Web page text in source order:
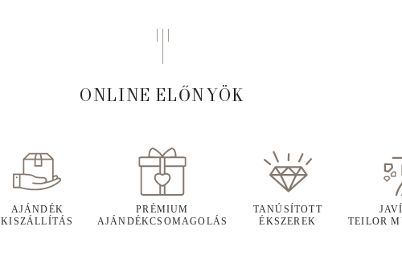
ONLINE ELŐNYÖK
AJÁNDÉK
KISZÁLLÍTÁS
PRÉMIUM
AJÁNDÉKCSOMAGOLÁS
TANÚSÍTOTT
ÉKSZEREK
TEILOR